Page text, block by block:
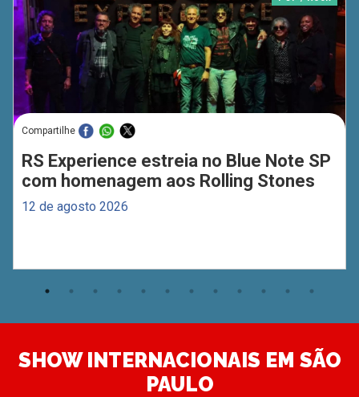
Compartilhe
RS Experience estreia no Blue Note SP
com homenagem aos Rolling Stones
12 de agosto 2026
SHOW INTERNACIONAIS EM SÃO
PAULO